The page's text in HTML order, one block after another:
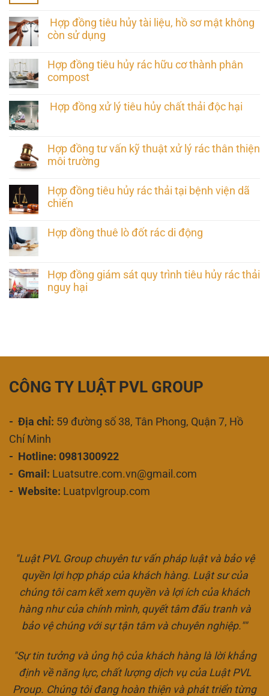
Hợp đồng tiêu hủy tài liệu, hồ sơ mật không
còn sử dụng
Hợp đồng tiêu hủy rác hữu cơ thành phân
compost
Hợp đồng xử lý tiêu hủy chất thải độc hại
Hợp đồng tư vấn kỹ thuật xử lý rác thân thiện
môi trường
Hợp đồng tiêu hủy rác thải tại bệnh viện dã
chiến
Hợp đồng thuê lò đốt rác di động
Hợp đồng giám sát quy trình tiêu hủy rác thải
nguy hại
CÔNG TY LUẬT PVL GROUP
- Địa chỉ: 59 đường số 38, Tân Phong, Quận 7, Hồ
Chí Minh
- Hotline: 0981300922
- Gmail: Luatsutre.com.vn@gmail.com
- Website: Luatpvlgroup.com
"Luật PVL Group chuyên tư vấn pháp luật và bảo vệ
quyền lợi hợp pháp của khách hàng. Luật sư của
chúng tôi cam kết xem quyền và lợi ích của khách
hàng như của chính mình, quyết tâm đấu tranh và
bảo vệ chúng với sự tận tâm và chuyên nghiệp.""
"Sự tin tưởng và ủng hộ của khách hàng là lời khẳng
định về năng lực, chất lượng dịch vụ của Luật PVL
Proup. Chúng tôi đang hoàn thiện và phát triển từng